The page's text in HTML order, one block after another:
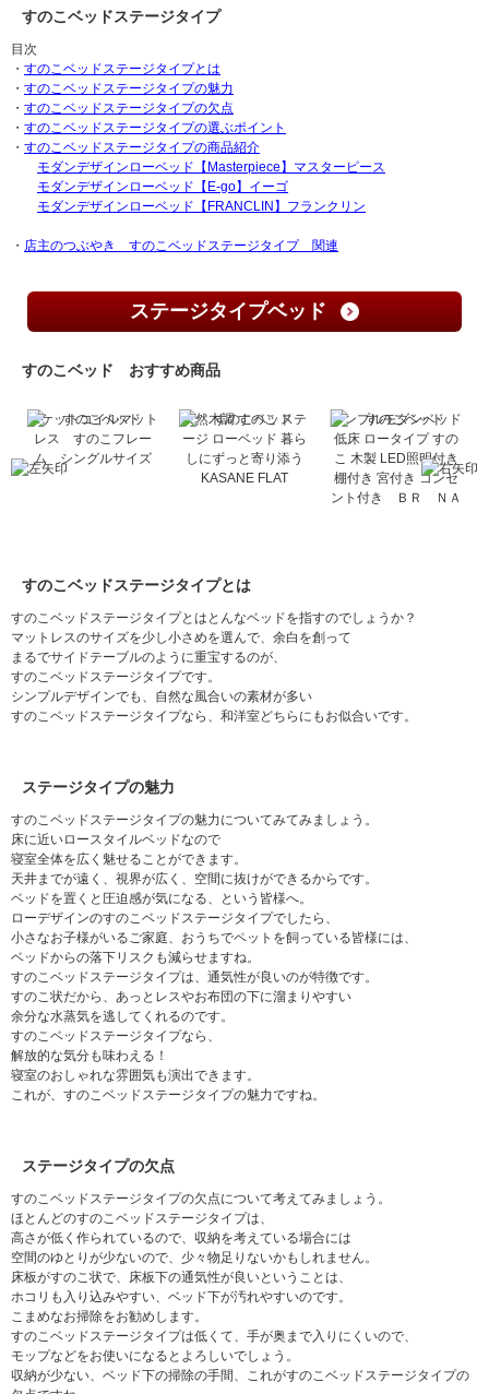
すのこベッドステージタイプ
目次
・ すのこベッドステージタイプとは
・ すのこベッドステージタイプの魅力
・ すのこベッドステージタイプの欠点
・ すのこベッドステージタイプの選ぶポイント
・ すのこベッドステージタイプの商品紹介
モダンデザインローベッド【Masterpiece】マスターピース
モダンデザインローベッド【E-go】イーゴ
モダンデザインローベッド【FRANCLIN】フランクリン
・ 店主のつぶやき すのこベッドステージタイプ 関連
ステージタイプベッド
すのこベッド おすすめ商品
ポケットコイルマット
レス すのこフレー
ム シングルサイズ
天然木調 すのこ ステ
ージ ローベッド 暮ら
しにずっと寄り添う
KASANE FLAT
シンプルモダンベッド
低床 ロータイプ すの
こ 木製 LED照明付き
棚付き 宮付き コンセ
ント付き ＢＲ ＮＡ
すのこベッドステージタイプとは
すのこベッドステージタイプとはとんなベッドを指すのでしょうか？
マットレスのサイズを少し小さめを選んで、余白を創って
まるでサイドテーブルのように重宝するのが、
すのこベッドステージタイプです。
シンプルデザインでも、自然な風合いの素材が多い
すのこベッドステージタイプなら、和洋室どちらにもお似合いです。
ステージタイプの魅力
すのこベッドステージタイプの魅力についてみてみましょう。
床に近いロースタイルベッドなので
寝室全体を広く魅せることができます。
天井までが遠く、視界が広く、空間に抜けができるからです。
ベッドを置くと圧迫感が気になる、という皆様へ。
ローデザインのすのこベッドステージタイプでしたら、
小さなお子様がいるご家庭、おうちでペットを飼っている皆様には、
ベッドからの落下リスクも減らせますね。
すのこベッドステージタイプは、通気性が良いのが特徴です。
すのこ状だから、あっとレスやお布団の下に溜まりやすい
余分な水蒸気を逃してくれるのです。
すのこベッドステージタイプなら、
解放的な気分も味わえる！
寝室のおしゃれな雰囲気も演出できます。
これが、すのこベッドステージタイプの魅力ですね。
ステージタイプの欠点
すのこベッドステージタイプの欠点について考えてみましょう。
ほとんどのすのこベッドステージタイプは、
高さが低く作られているので、収納を考えている場合には
空間のゆとりが少ないので、少々物足りないかもしれません。
床板がすのこ状で、床板下の通気性が良いということは、
ホコリも入り込みやすい、ベッド下が汚れやすいのです。
こまめなお掃除をお勧めします。
すのこベッドステージタイプは低くて、手が奥まで入りにくいので、
モップなどをお使いになるとよろしいでしょう。
収納が少ない、ベッド下の掃除の手間、これがすのこベッドステージタイプの